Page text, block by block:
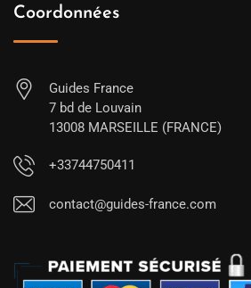
Coordonnées
Guides France
7 bd de Louvain
13008 MARSEILLE (FRANCE)
+33744750411
contact@guides-france.com